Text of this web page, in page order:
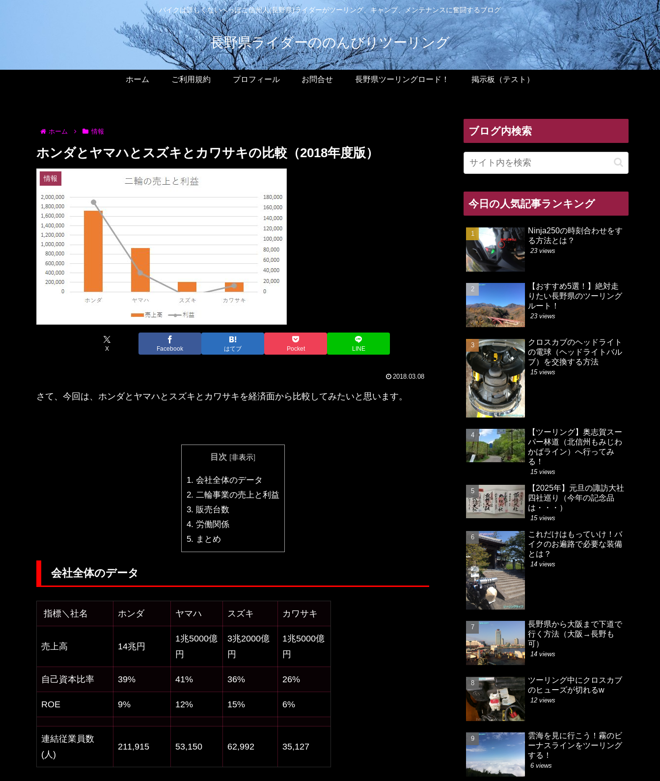
バイクは詳しくないへっぽこ信州人(長野県)ライダーがツーリング、キャンプ、メンテナンスに奮闘するブログ
長野県ライダーののんびりツーリング
ホーム ご利用規約 プロフィール お問合せ 長野県ツーリングロード！ 掲示板（テスト）
ホーム 情報
ホンダとヤマハとスズキとカワサキの比較（2018年度版）
情報
X Facebook はてブ Pocket LINE
2018.03.08
さて、今回は、ホンダとヤマハとスズキとカワサキを経済面から比較してみたいと思います。
目次 [非表示]
1. 会社全体のデータ
2. 二輪事業の売上と利益
3. 販売台数
4. 労働関係
5. まとめ
会社全体のデータ
指標＼社名 ホンダ ヤマハ スズキ カワサキ
売上高 14兆円
1兆5000億
円
3兆2000億
円
1兆5000億
円
自己資本比率 39% 41% 36% 26%
ROE 9% 12% 15% 6%
連結従業員数
(人)
211,915 53,150 62,992 35,127
ブログ内検索
今日の人気記事ランキング
Ninja250の時刻合わせをす
る方法とは？
23 views
【おすすめ5選！】絶対走
りたい長野県のツーリング
ルート！
23 views
クロスカブのヘッドライト
の電球（ヘッドライトバル
ブ）を交換する方法
15 views
【ツーリング】奥志賀スー
パー林道（北信州もみじわ
かばライン）へ行ってみ
る！
15 views
【2025年】元旦の諏訪大社
四社巡り（今年の記念品
は・・・）
15 views
これだけはもっていけ！バ
イクのお遍路で必要な装備
とは？
14 views
長野県から大阪まで下道で
行く方法（大阪→長野も
可）
14 views
ツーリング中にクロスカブ
のヒューズが切れるw
12 views
雲海を見に行こう！霧のビ
ーナスラインをツーリング
する！
6 views